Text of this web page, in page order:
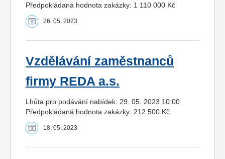
Předpokládaná hodnota zakázky: 1 110 000 Kč
26. 05. 2023
Vzdělávání zaměstnanců
firmy REDA a.s.
Lhůta pro podávání nabídek: 29. 05. 2023 10:00
Předpokládaná hodnota zakázky: 212 500 Kč
18. 05. 2023